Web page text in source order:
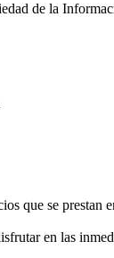
de la
que se
en las